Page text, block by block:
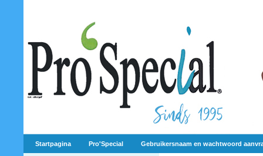
Startpagina Pro'Special Gebruikersnaam en wachtwoord